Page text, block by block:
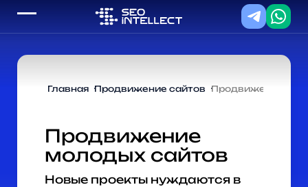
Главная Продвижение сайтов Продвижение
Продвижение
молодых сайтов
Новые проекты нуждаются в